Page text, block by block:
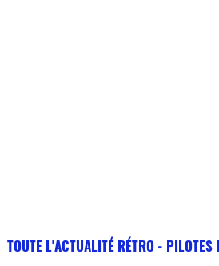
TOUTE L'ACTUALITÉ RÉTRO - PILOTES